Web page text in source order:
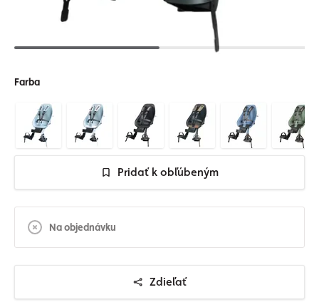
Farba
Pridať k obľúbeným
Na objednávku
Zdieľať